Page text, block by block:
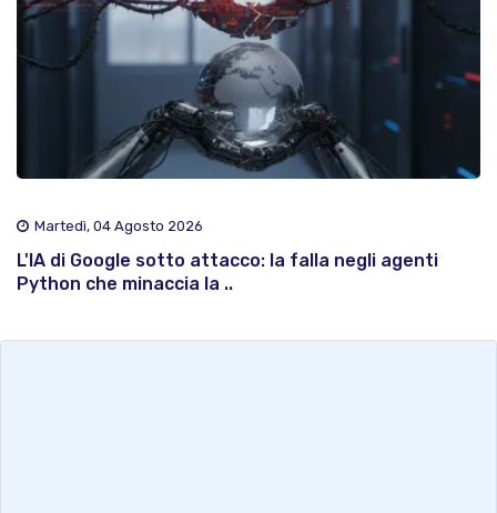
Martedì, 04 Agosto 2026
L'IA di Google sotto attacco: la falla negli agenti
Python che minaccia la ..